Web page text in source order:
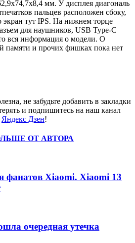
мм. У дисплея диагональ
пальцев расположен сбоку,
экран тут IPS. На нижнем торце
для наушников, USB Type-C
вся информация о модели. О
памяти и прочих фишках пока нет
не забудьте добавить в закладки
и подпишитесь на наш канал
Яндекс Дзен!
ОТ АВТОРА
фанатов Xiaomi. Xiaomi 13
очередная утечка